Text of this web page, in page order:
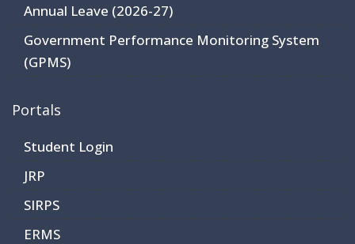
Annual Leave (2026-27)
Government Performance Monitoring System
(GPMS)
Portals
Student Login
JRP
SIRPS
ERMS